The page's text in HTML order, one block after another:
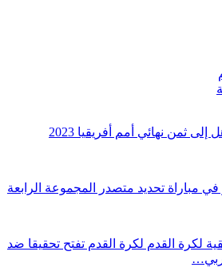
ثمن نهائي أمم أفريقيا 2023
في مباراة تحديد متصدر المجموعة الرابعة
لكرة القدم لكرة القدم تفتح تحقيقا ضد